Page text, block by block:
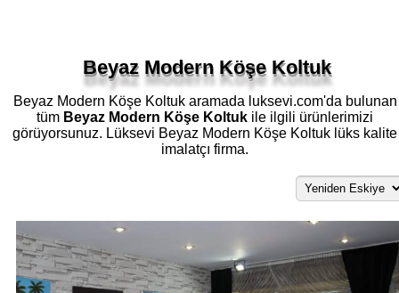
Beyaz Modern Köşe Koltuk
Beyaz Modern Köşe Koltuk aramada luksevi.com'da bulunan
tüm Beyaz Modern Köşe Koltuk ile ilgili ürünlerimizi
görüyorsunuz. Lüksevi Beyaz Modern Köşe Koltuk lüks kalite
imalatçı firma.